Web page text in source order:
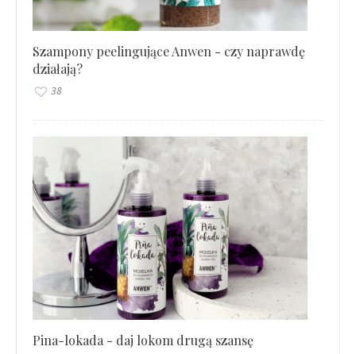
Szampony peelingujące Anwen - czy naprawdę
działają?
38
Pina-lokada - daj lokom drugą szansę